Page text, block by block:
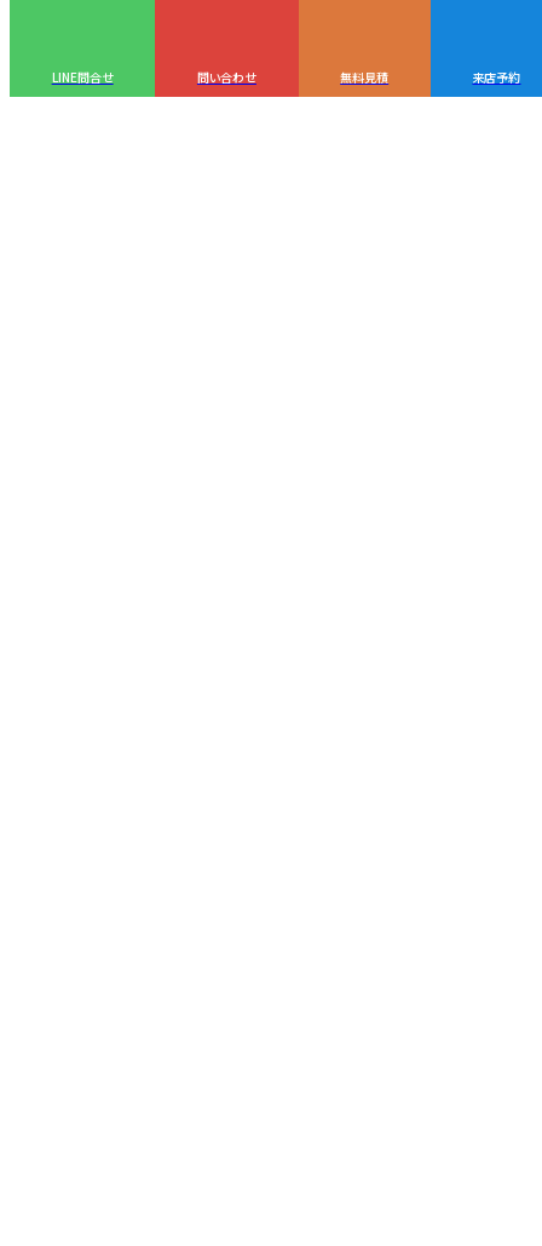
LINE問合せ 問い合わせ 無料見積 来店予約